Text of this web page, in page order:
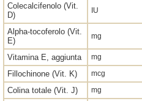
Colecalcifenolo (Vit.
D)
IU
Alpha-tocoferolo (Vit.
E)
mg
Vitamina E, aggiunta mg
Fillochinone (Vit. K) mcg
Colina totale (Vit. J) mg